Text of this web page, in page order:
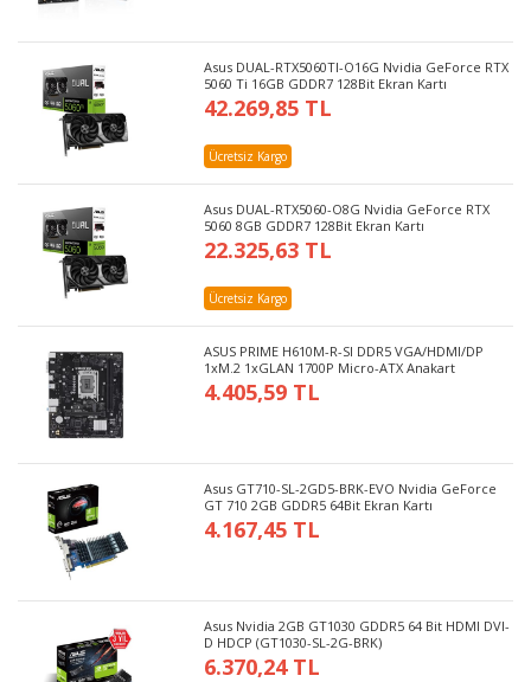
Asus DUAL-RTX5060TI-O16G Nvidia GeForce RTX
5060 Ti 16GB GDDR7 128Bit Ekran Kartı
42.269,85 TL
Ücretsiz Kargo
Asus DUAL-RTX5060-O8G Nvidia GeForce RTX
5060 8GB GDDR7 128Bit Ekran Kartı
22.325,63 TL
Ücretsiz Kargo
ASUS PRIME H610M-R-SI DDR5 VGA/HDMI/DP
1xM.2 1xGLAN 1700P Micro-ATX Anakart
4.405,59 TL
Asus GT710-SL-2GD5-BRK-EVO Nvidia GeForce
GT 710 2GB GDDR5 64Bit Ekran Kartı
4.167,45 TL
Asus Nvidia 2GB GT1030 GDDR5 64 Bit HDMI DVI-
D HDCP (GT1030-SL-2G-BRK)
6.370,24 TL